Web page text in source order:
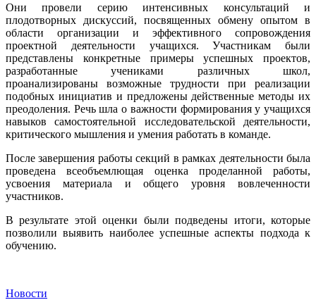
Они провели серию интенсивных консультаций и
плодотворных дискуссий, посвященных обмену опытом в
области организации и эффективного сопровождения
проектной деятельности учащихся. Участникам были
представлены конкретные примеры успешных проектов,
разработанные учениками различных школ,
проанализированы возможные трудности при реализации
подобных инициатив и предложены действенные методы их
преодоления. Речь шла о важности формирования у учащихся
навыков самостоятельной исследовательской деятельности,
критического мышления и умения работать в команде.
После завершения работы секций в рамках деятельности была
проведена всеобъемлющая оценка проделанной работы,
усвоения материала и общего уровня вовлеченности
участников.
В результате этой оценки были подведены итоги, которые
позволили выявить наиболее успешные аспекты подхода к
обучению.
Новости